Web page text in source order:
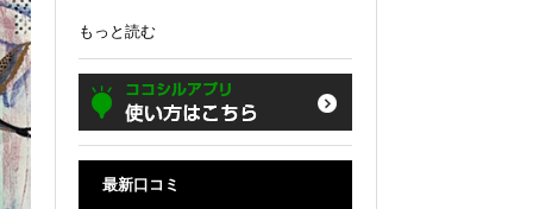
もっと読む
最新口コミ